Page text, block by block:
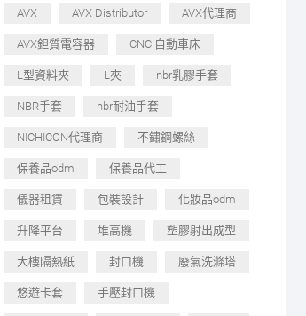
AVX AVX Distributor AVX代理商
AVX鉭質電容器 CNC 自動車床
L型資料夾 L夾 nbr乳膠手套
NBR手套 nbr耐油手套
NICHICON代理商 不鏽鋼螺絲
保養品odm 保養品代工
儀器租賃 包裝設計 化妝品odm
升降平台 堆高機 塑膠射出成型
大樓隔熱紙 封口機 廢氣洗滌塔
悠遊卡套 手壓封口機